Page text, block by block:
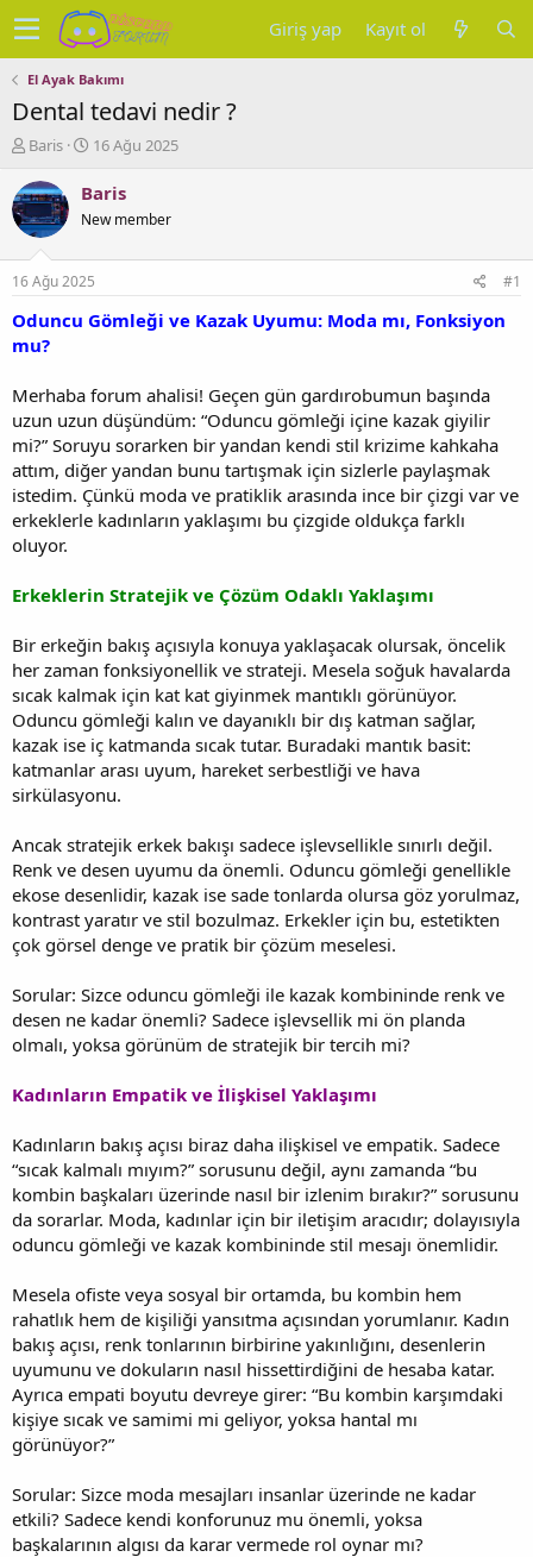
Giriş yap Kayıt ol
El Ayak Bakımı
Dental tedavi nedir ?
K
n
u
y
b
a
ş
a
a
n
Baris
B
ş
a
g
ı
ç
i
h
i
16 Ağu 2025
Baris
New member
16 Ağu 2025 #1
Oduncu Gömleği ve Kazak Uyumu: Moda mı, Fonksiyon
mu?
Merhaba forum ahalisi! Geçen gün gardırobumun başında
uzun uzun düşündüm: “Oduncu gömleği içine kazak giyilir
mi?” Soruyu sorarken bir yandan kendi stil krizime kahkaha
attım, diğer yandan bunu tartışmak için sizlerle paylaşmak
istedim. Çünkü moda ve pratiklik arasında ince bir çizgi var ve
erkeklerle kadınların yaklaşımı bu çizgide oldukça farklı
oluyor.
Erkeklerin Stratejik ve Çözüm Odaklı Yaklaşımı
Bir erkeğin bakış açısıyla konuya yaklaşacak olursak, öncelik
her zaman fonksiyonellik ve strateji. Mesela soğuk havalarda
sıcak kalmak için kat kat giyinmek mantıklı görünüyor.
Oduncu gömleği kalın ve dayanıklı bir dış katman sağlar,
kazak ise iç katmanda sıcak tutar. Buradaki mantık basit:
katmanlar arası uyum, hareket serbestliği ve hava
sirkülasyonu.
Ancak stratejik erkek bakışı sadece işlevsellikle sınırlı değil.
Renk ve desen uyumu da önemli. Oduncu gömleği genellikle
ekose desenlidir, kazak ise sade tonlarda olursa göz yorulmaz,
kontrast yaratır ve stil bozulmaz. Erkekler için bu, estetikten
çok görsel denge ve pratik bir çözüm meselesi.
Sorular: Sizce oduncu gömleği ile kazak kombininde renk ve
desen ne kadar önemli? Sadece işlevsellik mi ön planda
olmalı, yoksa görünüm de stratejik bir tercih mi?
Kadınların Empatik ve İlişkisel Yaklaşımı
Kadınların bakış açısı biraz daha ilişkisel ve empatik. Sadece
“sıcak kalmalı mıyım?” sorusunu değil, aynı zamanda “bu
kombin başkaları üzerinde nasıl bir izlenim bırakır?” sorusunu
da sorarlar. Moda, kadınlar için bir iletişim aracıdır; dolayısıyla
oduncu gömleği ve kazak kombininde stil mesajı önemlidir.
Mesela ofiste veya sosyal bir ortamda, bu kombin hem
rahatlık hem de kişiliği yansıtma açısından yorumlanır. Kadın
bakış açısı, renk tonlarının birbirine yakınlığını, desenlerin
uyumunu ve dokuların nasıl hissettirdiğini de hesaba katar.
Ayrıca empati boyutu devreye girer: “Bu kombin karşımdaki
kişiye sıcak ve samimi mi geliyor, yoksa hantal mı
görünüyor?”
Sorular: Sizce moda mesajları insanlar üzerinde ne kadar
etkili? Sadece kendi konforunuz mu önemli, yoksa
başkalarının algısı da karar vermede rol oynar mı?